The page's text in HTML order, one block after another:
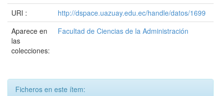
URI :
http://dspace.uazuay.edu.ec/handle/datos/1699
Aparece en
las
colecciones:
Facultad de Ciencias de la Administración
Ficheros en este ítem: